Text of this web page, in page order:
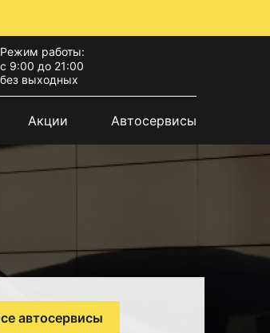
Режим работы:
с 9:00 до 21:00
без выходных
Акции Автосервисы
автосервисы